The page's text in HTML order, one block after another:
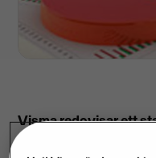
Visma redovisar ett